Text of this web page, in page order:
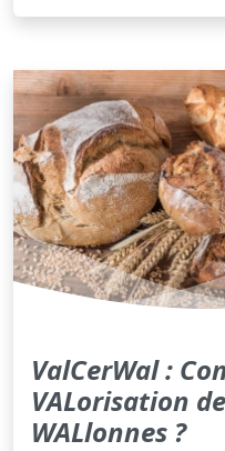
ValCerWal :
VALorisation
WALlonnes ?